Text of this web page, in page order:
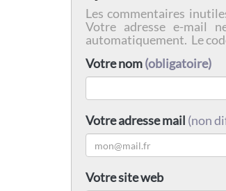
Les commentaires
Votre adresse e-mail
automatiquement. Le
Votre nom(obligatoire)
Votre adresse mail (non
Votre site web